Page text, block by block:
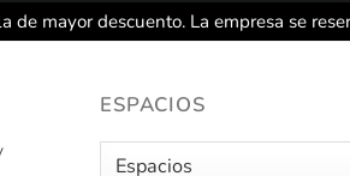
mayor descuento. La empresa se
ESPACIOS